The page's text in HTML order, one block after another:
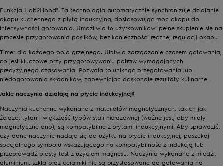
Funkcja Hob2Hood®: Ta technologia automatycznie synchronizuje działanie
okapu kuchennego z płytą indukcyjną, dostosowując moc okapu do
intensywności gotowania. Umożliwia to użytkownikowi pełne skupienie się na
procesie przygotowania posiłków, bez konieczności ręcznej regulacji okapu.
Timer dla każdego pola grzejnego: Ułatwia zarządzanie czasem gotowania,
co jest kluczowe przy przygotowywaniu potraw wymagających
precyzyjnego czasowania. Pozwala to uniknąć przegotowania lub
niedogotowania składników, zapewniając doskonałe rezultaty kulinarne.
Jakie naczynia działają na płycie indukcyjnej?
Naczynia kuchenne wykonane z materiałów magnetycznych, takich jak
żelazo, tytan i większość typów stali nierdzewnej (ważne jest, aby miały
magnetyczne dno), są kompatybilne z płytami indukcyjnymi. Aby sprawdzić,
czy dane naczynie nadaje się do użytku na płycie indukcyjnej, poszukaj
specjalnego symbolu wskazującego na kompatybilność z indukcją lub
przeprowadź prosty test z użyciem magnesu. Naczynia wykonane z miedzi,
aluminium, szkła oraz ceramiki nie są przystosowane do gotowania na